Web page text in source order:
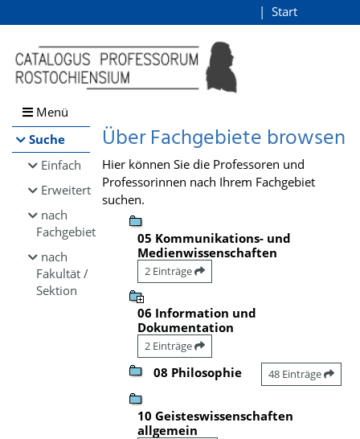
Browsen
direkt zum Inhalt
Start
Menü
Suche
Einfach
Erweitert
nach
Fachgebiet
nach
Fakultät /
Sektion
Über Fachgebiete browsen
Hier können Sie die Professoren und
Professorinnen nach Ihrem Fachgebiet
suchen.
05 Kommunikations- und
Medienwissenschaften
2 Einträge
06 Information und
Dokumentation
2 Einträge
08 Philosophie 48 Einträge
10 Geisteswissenschaften
allgemein